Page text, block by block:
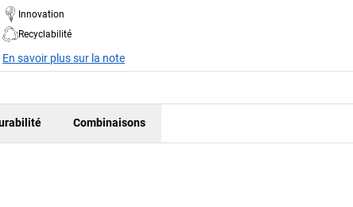
Innovation
Recyclabilité
En savoir plus sur la note
Combinaisons